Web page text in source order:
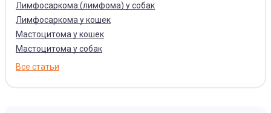
Лимфосаркома (лимфома) у собак
Лимфосаркома у кошек
Мастоцитома у кошек
Мастоцитома у собак
Все статьи